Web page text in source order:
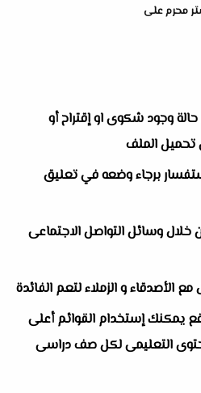
وجود شكوى او إقتراح أو
الملف
برجاء وضعه في تعليق
وسائل التواصل الاجتماعى
الأصدقاء و الزملاء لتعم الفائدة
يمكنك إستخدام القوائم أعلى
التعليمى لكل صف دراسى